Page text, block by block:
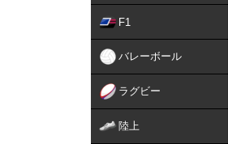
F1
バレーボール
ラグビー
陸上